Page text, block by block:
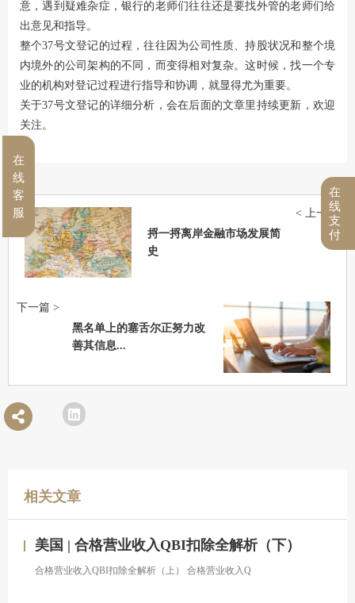
意，遇到疑难杂症，银行的老师们往往还是要找外管的老师们给
出意见和指导。
整个37号文登记的过程，往往因为公司性质、持股状况和整个境
内境外的公司架构的不同，而变得相对复杂。这时候，找一个专
业的机构对登记过程进行指导和协调，就显得尤为重要。
关于37号文登记的详细分析，会在后面的文章里持续更新，欢迎
关注。
捋一捋离岸金融市场发展简
史
< 上一篇
黑名单上的塞舌尔正努力改
善其信息...
下一篇 >
相关文章
美国 | 合格营业收入QBI扣除全解析（下）
合格营业收入QBI扣除全解析（上） 合格营业收入Q
在
线
客
服
在
线
支
付